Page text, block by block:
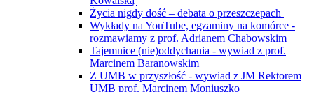
Życia nigdy dość – debata o przeszczepach
Wykłady na YouTube, egzaminy na komórce -
rozmawiamy z prof. Adrianem Chabowskim
Tajemnice (nie)oddychania - wywiad z prof.
Marcinem Baranowskim
Z UMB w przyszłość - wywiad z JM Rektorem
UMB prof. Marcinem Moniuszko